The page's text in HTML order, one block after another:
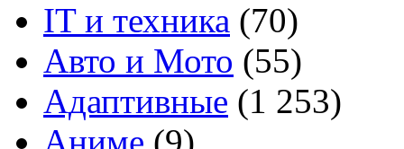
IT и техника (70)
Авто и Мото (55)
Адаптивные (1 253)